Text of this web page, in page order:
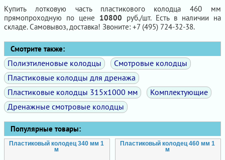
Купить лотковую часть пластикового колодца 460 мм
прямопроходную по цене 10800 руб./шт. Есть в наличии на
складе. Самовывоз, доставка! Звоните: +7 (495) 724-32-38.
Смотрите также:
Полиэтиленовые колодцы
Смотровые колодцы
Пластиковые колодцы для дренажа
Пластиковые колодцы 315х1000 мм
Комплектующие
Дренажные смотровые колодцы
Популярные товары:
Пластиковый колодец 340 мм 1
м
Пластиковый колодец 460 мм 1
м